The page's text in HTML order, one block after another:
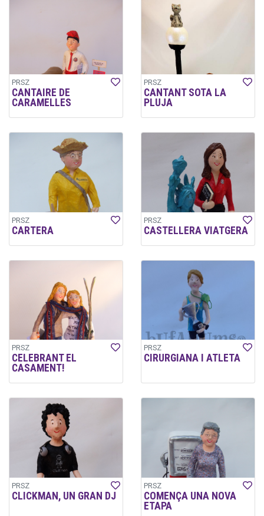
PRSZ
CANTAIRE DE
CARAMELLES
PRSZ
CANTANT SOTA LA
PLUJA
PRSZ
CARTERA
PRSZ
CASTELLERA VIATGERA
PRSZ
CELEBRANT EL
CASAMENT!
PRSZ
CIRURGIANA I ATLETA
PRSZ
CLICKMAN, UN GRAN DJ
PRSZ
COMENÇA UNA NOVA
ETAPA